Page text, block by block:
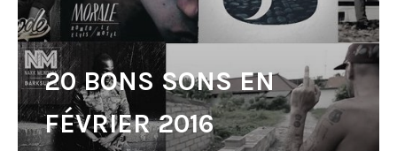
20 BONS SONS EN
FÉVRIER 2016